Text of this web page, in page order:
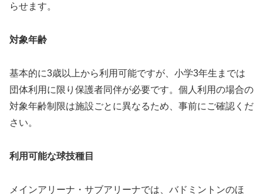
らせます。
対象年齢
基本的に3歳以上から利用可能ですが、小学3年生までは
団体利用に限り保護者同伴が必要です。個人利用の場合の
対象年齢制限は施設ごとに異なるため、事前にご確認くだ
さい。
利用可能な球技種目
メインアリーナ・サブアリーナでは、バドミントンのほ